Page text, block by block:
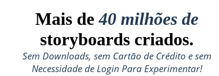
Mais de40 milhões de
storyboards criados.
Sem Downloads, sem Cartão de Crédito e sem
Necessidade de Login Para Experimentar!